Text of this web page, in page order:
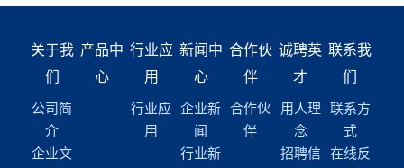
关于我
们
公司简
介
企业文
产品中
心
行业应
用
行业应
用
新闻中
心
企业新
闻
行业新
合作伙
伴
合作伙
伴
诚聘英
才
用人理
念
招聘信
联系我
们
联系方
式
在线反